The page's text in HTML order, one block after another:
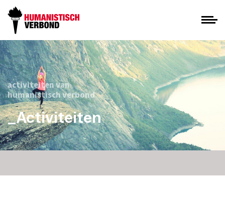
activiteiten van
humanistisch verbond
_Activiteiten